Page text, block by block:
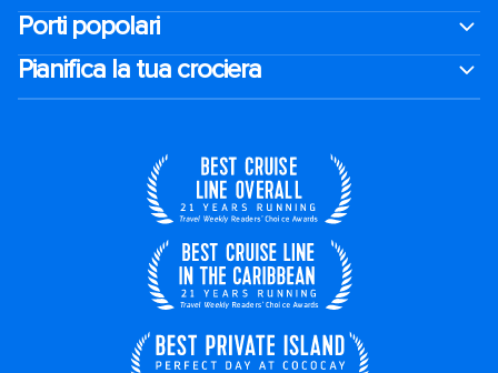
Porti popolari
Pianifica la tua crociera